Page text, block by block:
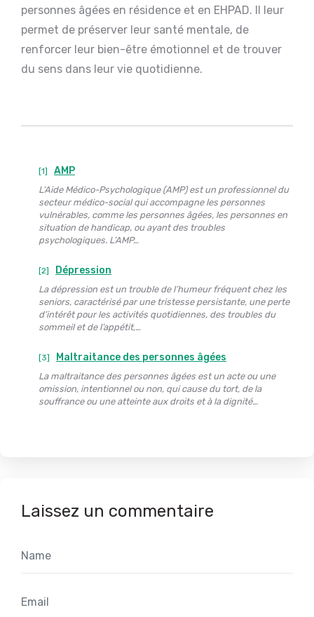
personnes âgées en résidence et en EHPAD. Il leur
permet de préserver leur santé mentale, de
renforcer leur bien-être émotionnel et de trouver
du sens dans leur vie quotidienne.
[1] AMP
L’Aide Médico-Psychologique (AMP) est un professionnel du
secteur médico-social qui accompagne les personnes
vulnérables, comme les personnes âgées, les personnes en
situation de handicap, ou ayant des troubles
psychologiques. L’AMP…
[2] Dépression
La dépression est un trouble de l’humeur fréquent chez les
seniors, caractérisé par une tristesse persistante, une perte
d’intérêt pour les activités quotidiennes, des troubles du
sommeil et de l’appétit,…
[3] Maltraitance des personnes âgées
La maltraitance des personnes âgées est un acte ou une
omission, intentionnel ou non, qui cause du tort, de la
souffrance ou une atteinte aux droits et à la dignité…
Laissez un commentaire